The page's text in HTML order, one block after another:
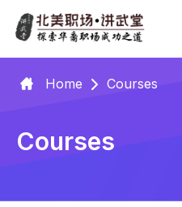
Home Courses
Courses